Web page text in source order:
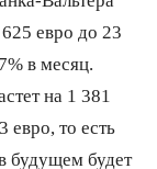
евро до 23
в месяц.
на 1 381
евро, то есть
будущем будет